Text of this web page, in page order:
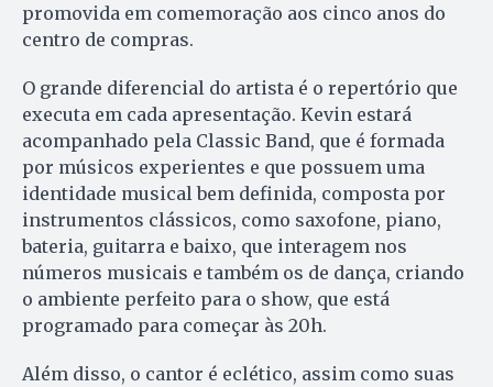
promovida em comemoração aos cinco anos do
centro de compras.
O grande diferencial do artista é o repertório que
executa em cada apresentação. Kevin estará
acompanhado pela Classic Band, que é formada
por músicos experientes e que possuem uma
identidade musical bem definida, composta por
instrumentos clássicos, como saxofone, piano,
bateria, guitarra e baixo, que interagem nos
números musicais e também os de dança, criando
o ambiente perfeito para o show, que está
programado para começar às 20h.
Além disso, o cantor é eclético, assim como suas